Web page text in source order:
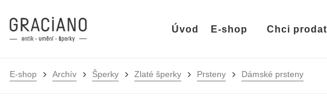
Úvod E-shop Chci prodat
E-shop Archív Šperky Zlaté šperky Prsteny Dámské prsteny